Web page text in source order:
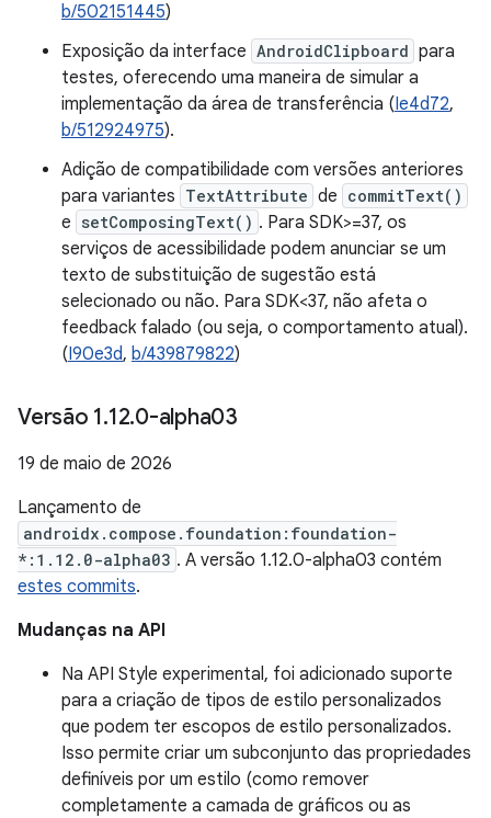
b/502151445)
Exposição da interface AndroidClipboard para
testes, oferecendo uma maneira de simular a
implementação da área de transferência (Ie4d72,
b/512924975).
Adição de compatibilidade com versões anteriores
para variantes TextAttribute de commitText()
e setComposingText() . Para SDK>=37, os
serviços de acessibilidade podem anunciar se um
texto de substituição de sugestão está
selecionado ou não. Para SDK<37, não afeta o
feedback falado (ou seja, o comportamento atual).
(I90e3d, b/439879822)
Versão 1.12.0-alpha03
19 de maio de 2026
Lançamento de
androidx.compose.foundation:foundation-
*:1.12.0-alpha03 . A versão 1.12.0-alpha03 contém
estes commits.
Mudanças na API
Na API Style experimental, foi adicionado suporte
para a criação de tipos de estilo personalizados
que podem ter escopos de estilo personalizados.
Isso permite criar um subconjunto das propriedades
definíveis por um estilo (como remover
completamente a camada de gráficos ou as